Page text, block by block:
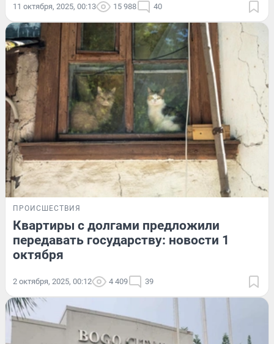
11 октября, 2025, 00:13 15 988 40
ПРОИСШЕСТВИЯ
Квартиры с долгами предложили
передавать государству: новости 1
октября
2 октября, 2025, 00:12 4 409 39